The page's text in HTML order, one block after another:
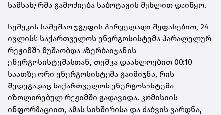
სამსახურმა გამოძიება საბოტაჟის მუხლით დაიწყო.
სემეკის სამუშაო ჯგუფის პირველადი შეფასებით, 24
ივლისს საქართველოს ენერგოსისტემა პარალელურ
რეჟიმში მუშაობდა აზერბაიჯანის
ენერგოსისტემასთან, თუმცა დაახლოებით 00:10
საათზე ორი ენერგოსისტემა გაიმიჯნა, რის
შედეგადაც საქართველოს ენერგოსისტემა
იზოლირებულ რეჟიმში გადავიდა. კომისიის
ინფორმაციით, ამას სიხშირისა და ძაბვის ვარდნა,